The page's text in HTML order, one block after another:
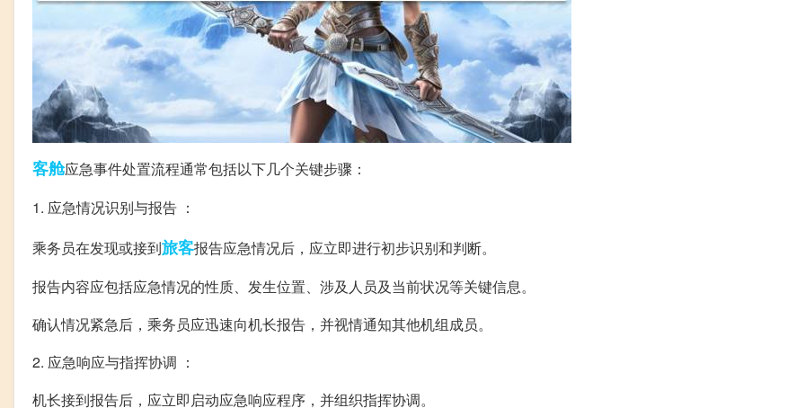
客舱应急事件处置流程通常包括以下几个关键步骤：
1. 应急情况识别与报告 ：
乘务员在发现或接到旅客报告应急情况后，应立即进行初步识别和判断。
报告内容应包括应急情况的性质、发生位置、涉及人员及当前状况等关键信息。
确认情况紧急后，乘务员应迅速向机长报告，并视情通知其他机组成员。
2. 应急响应与指挥协调 ：
机长接到报告后，应立即启动应急响应程序，并组织指挥协调。